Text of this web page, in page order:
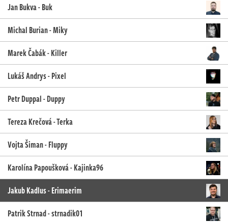
Jan Bukva - Buk
Michal Burian - Miky
Marek Čabák - Killer
Lukáš Andrys - Pixel
Petr Duppal - Duppy
Tereza Krečová - Terka
Vojta Šiman - Fluppy
Karolína Papoušková - Kajinka96
Jakub Kadlus - Erimaerim
Patrik Strnad - strnadik01